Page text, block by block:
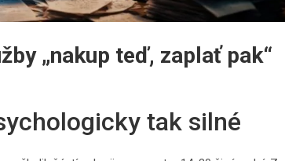
„nakup teď, zaplať pak“
tak silné